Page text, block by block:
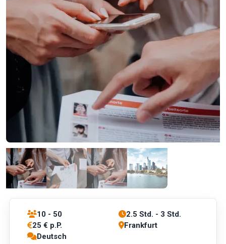
10 - 50
2.5 Std. - 3 Std.
25 € p.P.
Frankfurt
Deutsch